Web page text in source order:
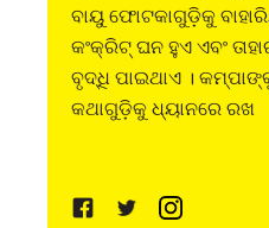
ବାୟୁ ଫୋଟକାଗୁଡ଼ିକୁ
କଂକ୍ରିଟ୍ ଘନ ହୁଏ ଏବଂ
ବୃଦ୍ଧି ପାଇଥାଏ ।
କଥାଗୁଡ଼ିକୁ ଧ୍ୟାନରେ ରଖ